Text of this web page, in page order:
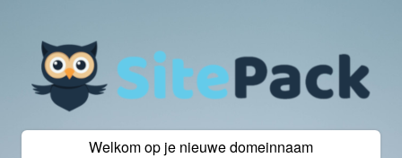
Welkom op je nieuwe domeinnaam